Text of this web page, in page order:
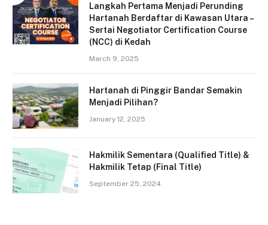
Langkah Pertama Menjadi Perunding
Hartanah Berdaftar di Kawasan Utara –
Sertai Negotiator Certification Course
(NCC) di Kedah
March 9, 2025
Hartanah di Pinggir Bandar Semakin
Menjadi Pilihan?
January 12, 2025
Hakmilik Sementara (Qualified Title) &
Hakmilik Tetap (Final Title)
September 25, 2024